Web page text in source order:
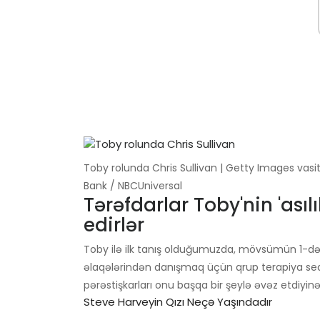
Toby rolunda Chris Sullivan | Getty Images
Bank / NBCUniversal
Tərəfdarlar Toby'nin
edirlər
Toby ilə ilk tanış olduğumuzda, mövsümün 1-
əlaqələrindən danışmaq üçün qrup terapiya
pərəstişkarları onu başqa bir şeylə əvəz
Steve Harveyin Qızı Neçə Yaşındadır